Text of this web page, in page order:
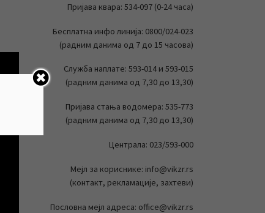
Пријава квара: 534-097 (0-24 часа)
Бесплатна инфо линија: 0800/024-023
(радним данима од 7 до 15 часова)
Служба наплате: 593-014 и 593-015
(радним данима од 7,30 до 13,30)
Пријава стања водомера: 535-773
(радним данима од 7,30 до 13,30)
Централа: 023/593-000
Мејл за кориснике: info@vikzr.rs
(контакт, рекламације, захтеви)
Пословна мејл адреса: office@vikzr.rs